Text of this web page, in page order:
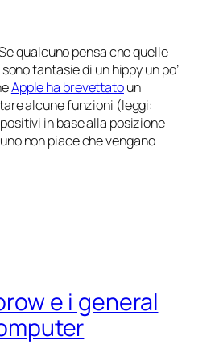
qualcuno pensa che quelle
fantasie di un hippy un po’
Apple ha brevettatoun
alcune funzioni (leggi:
in base alla posizione
non piace che vengano
e i general